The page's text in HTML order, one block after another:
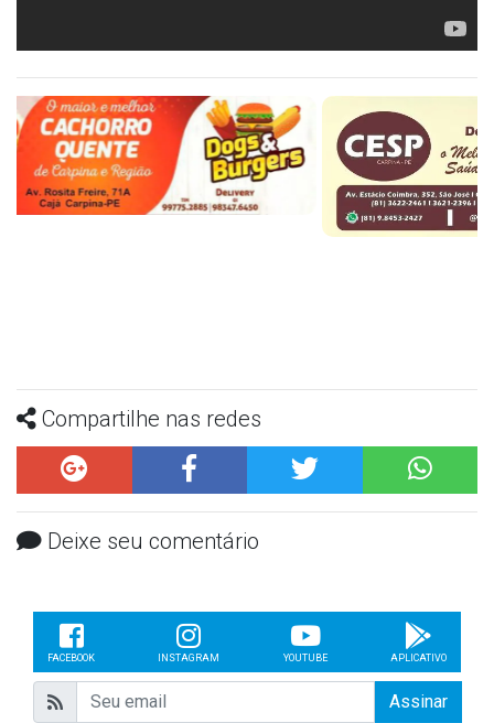
Compartilhe nas redes
Deixe seu comentário
FACEBOOK INSTAGRAM YOUTUBE APLICATIVO
Assinar